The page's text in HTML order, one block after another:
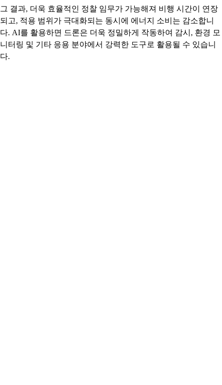
그 결과, 더욱 효율적인 정찰 임무가 가능해져 비행 시간이 연장
되고, 적용 범위가 극대화되는 동시에 에너지 소비는 감소합니
다. AI를 활용하면 드론은 더욱 정밀하게 작동하여 감시, 환경 모
니터링 및 기타 응용 분야에서 강력한 도구로 활용될 수 있습니
다.